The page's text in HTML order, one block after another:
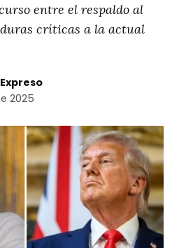
entre el respaldo al
críticas a la actual
2025